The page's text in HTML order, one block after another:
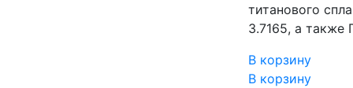
титанового
3.7165, а
В корзину
В корзину